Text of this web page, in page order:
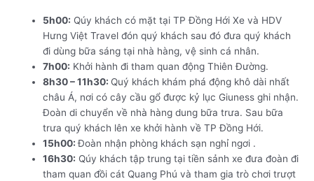
5h00: Qúy khách có mặt tại TP Đồng Hới Xe và HDV
Hưng Việt Travel đón quý khách sau đó đưa quý khách
đi dùng bữa sáng tại nhà hàng, vệ sinh cá nhân.
7h00: Khởi hành đi tham quan động Thiên Đường.
8h30 – 11h30: Quý khách khám phá động khô dài nhất
châu Á, nơi có cây cầu gổ được kỷ lục Giuness ghi nhận.
Đoàn di chuyển về nhà hàng dung bữa trưa. Sau bữa
trưa quý khách lên xe khởi hành về TP Đồng Hới.
15h00:Đoàn nhận phòng khách sạn nghỉ ngơi .
16h30: Qúy khách tập trung tại tiền sảnh xe đưa đoàn đi
tham quan đồi cát Quang Phú và tham gia trò chơi trượt